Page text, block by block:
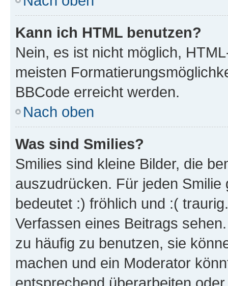
Kann ich HTML benutzen?
Nein, es ist nicht möglich,
meisten
BBCode erreicht werden.
Nach oben
Was sind Smilies?
Smilies sind kleine Bilder, die
auszudrücken. Für jeden
bedeutet :) fröhlich und :(
Verfassen eines Beitrags
zu häufig zu benutzen, sie
machen und ein Moderator
entsprechend überarbeiten